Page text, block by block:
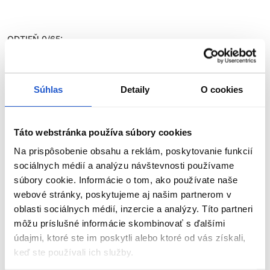
Súhlas Detaily O cookies
Táto webstránka používa súbory cookies
Na prispôsobenie obsahu a reklám, poskytovanie funkcií
sociálnych médií a analýzu návštevnosti používame
súbory cookie. Informácie o tom, ako používate naše
webové stránky, poskytujeme aj našim partnerom v
oblasti sociálnych médií, inzercie a analýzy. Títo partneri
môžu príslušné informácie skombinovať s ďalšími
údajmi, ktoré ste im poskytli alebo ktoré od vás získali,
keď ste používali ich služby.
ODTIEŇ 0/65:
• Creative mix je aditívum, ktoré sa môže pridať do oxidačných
farieb na zvýraznenie, posilnenie alebo neutralizáciu farby.
• Množstvo Creative Mix ovplyvní hĺbku farby, takže ho treba
primiešavať opatrne.
• Vernejšie odtiene oproti predošlým Unique farbám.
POUŽITIE ZOBRAZIŤ VIAC